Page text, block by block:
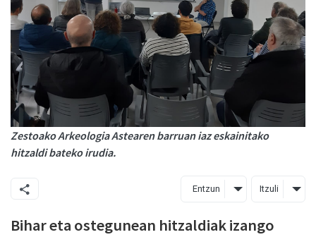
Zestoako Arkeologia Astearen barruan iaz eskainitako
hitzaldi bateko irudia.
Entzun Itzuli
Bihar eta ostegunean hitzaldiak izango